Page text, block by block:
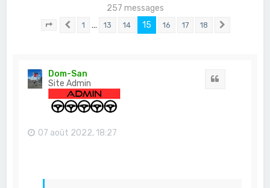
257 messages
Page 15sur 18
Précédent
1 … 13 14 15 16 17 18
Dom-San
Site Admin
07 août 2022, 18:27